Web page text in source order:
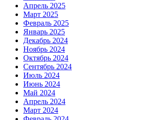
Апрель 2025
Март 2025
Февраль 2025
Январь 2025
Декабрь 2024
Ноябрь 2024
Октябрь 2024
Сентябрь 2024
Июль 2024
Июнь 2024
Май 2024
Апрель 2024
Март 2024